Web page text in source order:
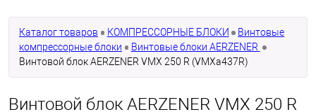
Каталог товаров КОМПРЕССОРНЫЕ БЛОКИ
Винтовые
компрессорные блоки
Винтовые блоки AERZENER
Винтовой блок AERZENER VMX 250 R (VMXa437R)
Винтовой блок AERZENER VMX 250 R